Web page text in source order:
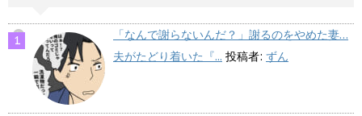
「なんで謝らないんだ？」謝るのをやめた妻…
夫がたどり着いた『... 投稿者: ずん